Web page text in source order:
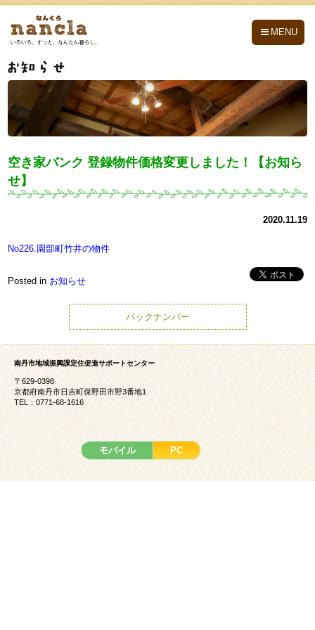
MENU
空き家バンク 登録物件価格変更しました！【お知ら
せ】
2020.11.19
No226.園部町竹井の物件
Posted in お知らせ
バックナンバー
南丹市地域振興課定住促進サポートセンター
〒629-0398
京都府南丹市日吉町保野田市野3番地1
TEL：0771-68-1616
モバイル PC